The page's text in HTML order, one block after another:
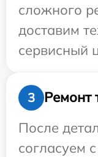
сложного
доставим
сервисный
3
Ремонт
После
согласуем